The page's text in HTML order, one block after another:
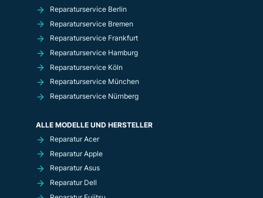
Reparaturservice Berlin
Reparaturservice Bremen
Reparaturservice Frankfurt
Reparaturservice Hamburg
Reparaturservice Köln
Reparaturservice München
Reparaturservice Nürnberg
ALLE MODELLE UND HERSTELLER
Reparatur Acer
Reparatur Apple
Reparatur Asus
Reparatur Dell